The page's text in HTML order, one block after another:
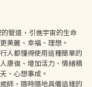
管道，引進宇宙的生命
美麗、幸福、理想。
人都懂得使用這種簡單的
康復、增加活力、情緒積
、心想事成。
師，隨時隨地具備這樣的